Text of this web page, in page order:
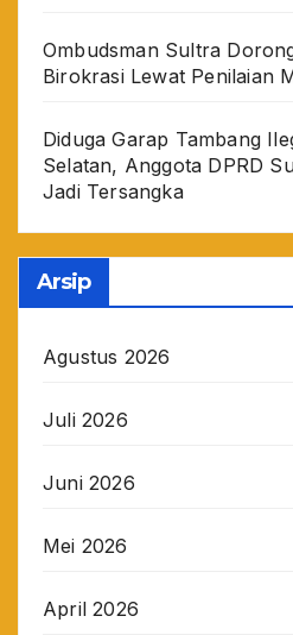
Ombudsman Sultra
Birokrasi Lewat Penilaian
Diduga Garap Tambang
Selatan, Anggota DPRD
Jadi Tersangka
Arsip
Agustus 2026
Juli 2026
Juni 2026
Mei 2026
April 2026